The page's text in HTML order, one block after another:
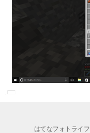
はてなフォトライフ